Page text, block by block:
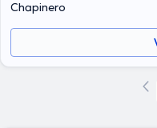
Chapinero